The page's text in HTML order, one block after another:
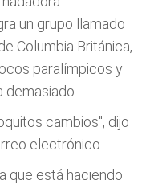
un grupo llamado
Columbia Británica,
paralímpicos y
cambios", dijo
electrónico.
que está haciendo